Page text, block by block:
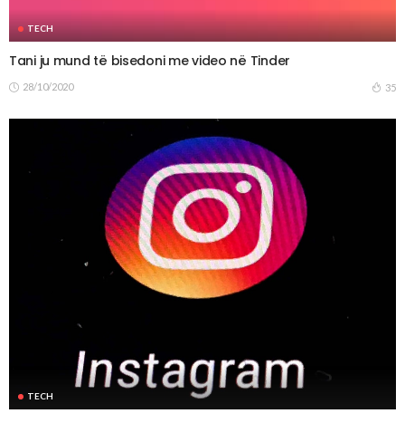
TECH
Tani ju mund të bisedoni me video në Tinder
28/10/2020 35
TECH